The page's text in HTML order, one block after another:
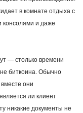
в комнате отдыха с
консолями и даже
— столько времени
биткоина. Обычно
они
ли клиент
никакие документы не